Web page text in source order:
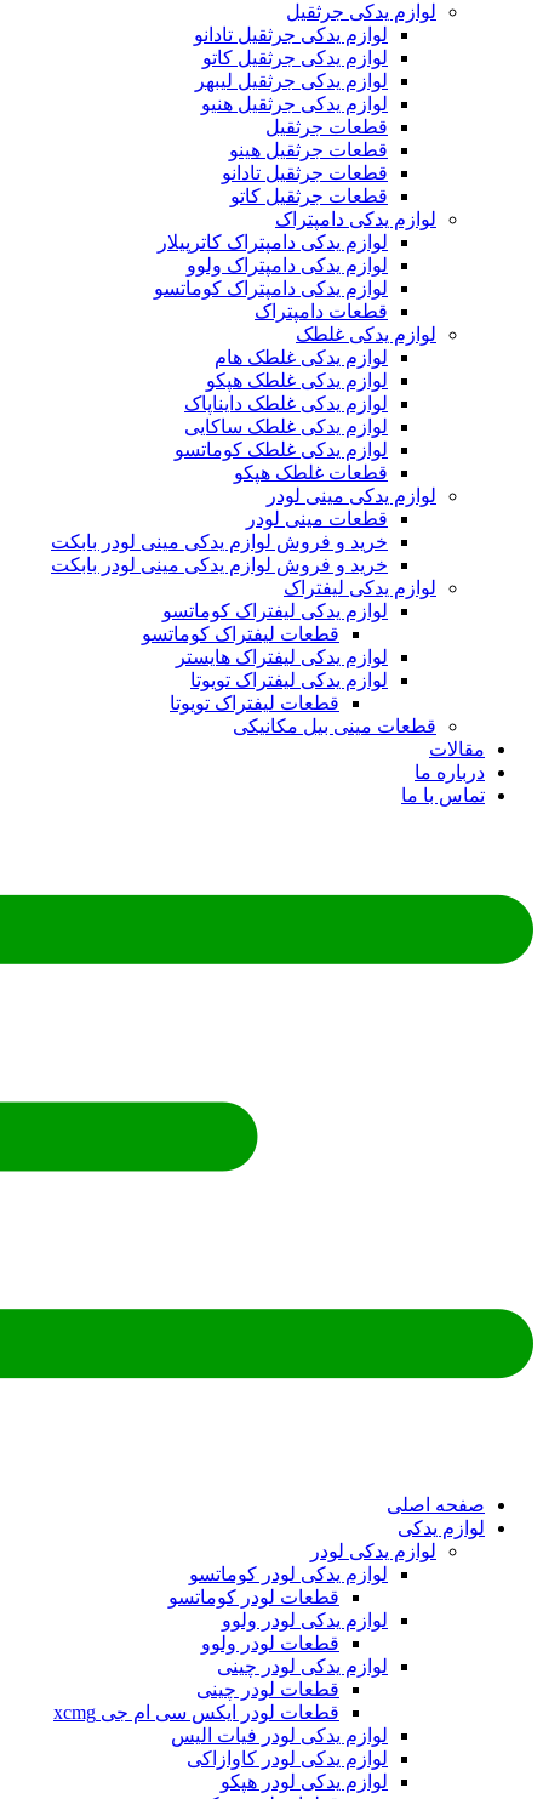
لوازم یدکی جرثقیل
لوازم یدکی جرثقیل تادانو
لوازم یدکی جرثقیل کاتو
لوازم یدکی جرثقیل لیبهر
لوازم یدکی جرثقیل هنیو
قطعات جرثقیل
قطعات جرثقیل هینو
قطعات جرثقیل تادانو
قطعات جرثقیل کاتو
لوازم یدکی دامپتراک
لوازم یدکی دامپتراک کاترپیلار
لوازم یدکی دامپتراک ولوو
لوازم یدکی دامپتراک کوماتسو
قطعات دامپتراک
لوازم یدکی غلطک
لوازم یدکی غلطک هام
لوازم یدکی غلطک هپکو
لوازم یدکی غلطک دایناپاک
لوازم یدکی غلطک ساکایی
لوازم یدکی غلطک کوماتسو
قطعات غلطک هپکو
لوازم یدکی مینی لودر
قطعات مینی لودر
خرید و فروش لوازم یدکی مینی لودر بابکت
خرید و فروش لوازم یدکی مینی لودر بابکت
لوازم یدکی لیفتراک
لوازم یدکی لیفتراک کوماتسو
قطعات لیفتراک کوماتسو
لوازم یدکی لیفتراک هایستر
لوازم یدکی لیفتراک تویوتا
قطعات لیفتراک تویوتا
قطعات مینی بیل مکانیکی
ما
با ما
اصلی
یدکی
لوازم یدکی لودر
لوازم یدکی لودر کوماتسو
قطعات لودر کوماتسو
لوازم یدکی لودر ولوو
قطعات لودر ولوو
لوازم یدکی لودر چینی
قطعات لودر چینی
قطعات لودر ایکس سی ام جی xcmg
لوازم یدکی لودر فیات الیس
لوازم یدکی لودر کاوازاکی
لوازم یدکی لودر هپکو